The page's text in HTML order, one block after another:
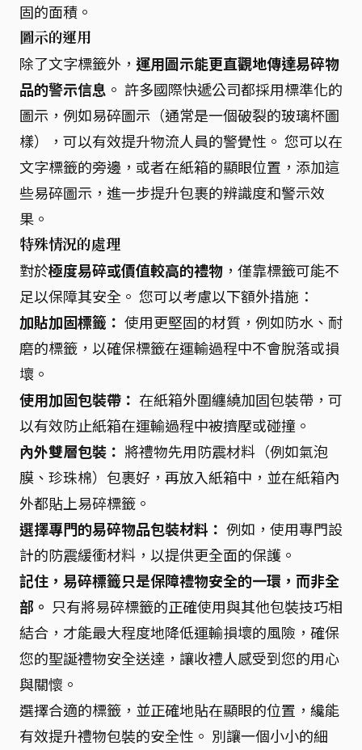
固的面積。
圖示的運用
除了文字標籤外， 運用圖示能更直觀地傳達易碎物
品的警示信息 。 許多國際快遞公司都採用標準化的
圖示，例如易碎圖示（通常是一個破裂的玻璃杯圖
樣），可以有效提升物流人員的警覺性。 您可以在
文字標籤的旁邊，或者在紙箱的顯眼位置，添加這
些易碎圖示，進一步提升包裹的辨識度和警示效
果。
特殊情況的處理
對於極度易碎或價值較高的禮物 ，僅靠標籤可能不
足以保障其安全。 您可以考慮以下額外措施：
加貼加固標籤： 使用更堅固的材質，例如防水、耐
磨的標籤，以確保標籤在運輸過程中不會脫落或損
壞。
使用加固包裝帶： 在紙箱外圍纏繞加固包裝帶，可
以有效防止紙箱在運輸過程中被擠壓或碰撞。
內外雙層包裝： 將禮物先用防震材料（例如氣泡
膜、珍珠棉）包裹好，再放入紙箱中，並在紙箱內
外都貼上易碎標籤。
選擇專門的易碎物品包裝材料： 例如，使用專門設
計的防震緩衝材料，以提供更全面的保護。
記住，易碎標籤只是保障禮物安全的一環，而非全
部。 只有將易碎標籤的正確使用與其他包裝技巧相
結合，才能最大程度地降低運輸損壞的風險，確保
您的聖誕禮物安全送達，讓收禮人感受到您的用心
與關懷。
選擇合適的標籤，並正確地貼在顯眼的位置，纔能
有效提升禮物包裝的安全性。 別讓一個小小的細